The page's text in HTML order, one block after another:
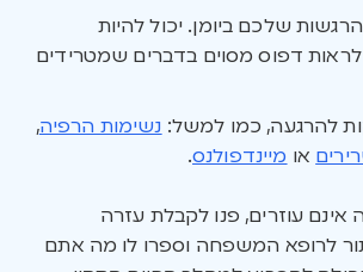
שלכם ביומן. יכול להיות
דפוס מסוים בדברים שמטרידים
להרגעה, כמו למשל: נשימות הרפיה,
או מיינדפולנס.
עוזרים, פנו לקבלת עזרה
לרופא המשפחה וספרו לו מה אתם